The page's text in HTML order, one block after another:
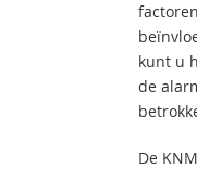
kunt u
de
De